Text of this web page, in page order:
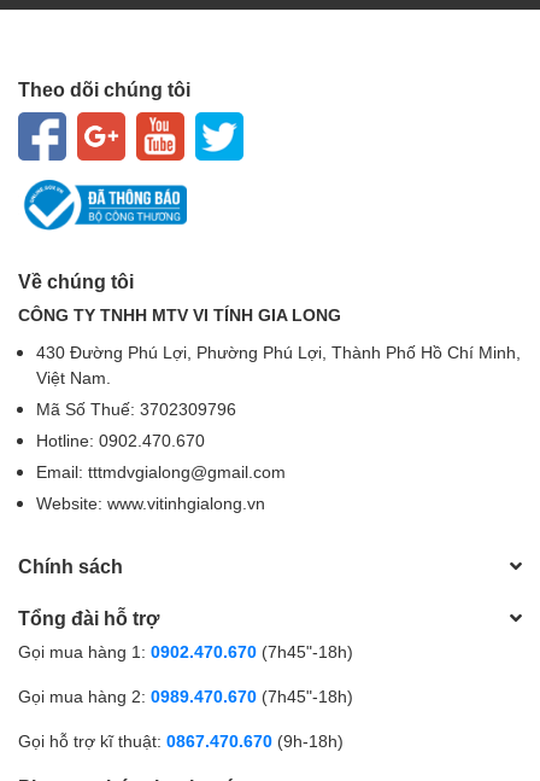
Theo dõi chúng tôi
Về chúng tôi
CÔNG TY TNHH MTV VI TÍNH GIA LONG
430 Đường Phú Lợi, Phường Phú Lợi, Thành Phố Hồ Chí Minh,
Việt Nam.
Mã Số Thuế: 3702309796
Hotline: 0902.470.670
Email: tttmdvgialong@gmail.com
Website: www.vitinhgialong.vn
Chính sách
Tổng đài hỗ trợ
Gọi mua hàng 1: 0902.470.670 (7h45"-18h)
Gọi mua hàng 2: 0989.470.670 (7h45"-18h)
Gọi hỗ trợ kĩ thuật: 0867.470.670 (9h-18h)